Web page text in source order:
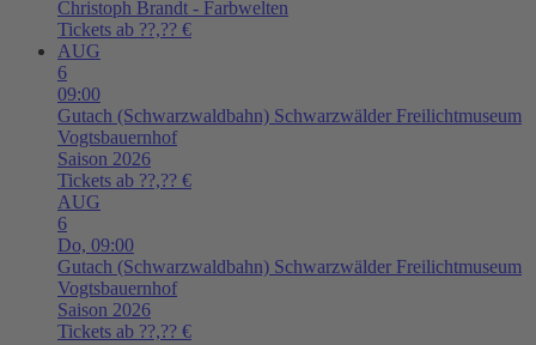
Christoph Brandt - Farbwelten
Tickets ab ??,?? €
AUG
6
09:00
Gutach (Schwarzwaldbahn) Schwarzwälder Freilichtmuseum
Vogtsbauernhof
Saison 2026
Tickets ab ??,?? €
AUG
6
Do, 09:00
Gutach (Schwarzwaldbahn) Schwarzwälder Freilichtmuseum
Vogtsbauernhof
Saison 2026
Tickets ab ??,?? €